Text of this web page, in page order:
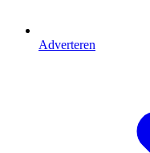
Adverteren